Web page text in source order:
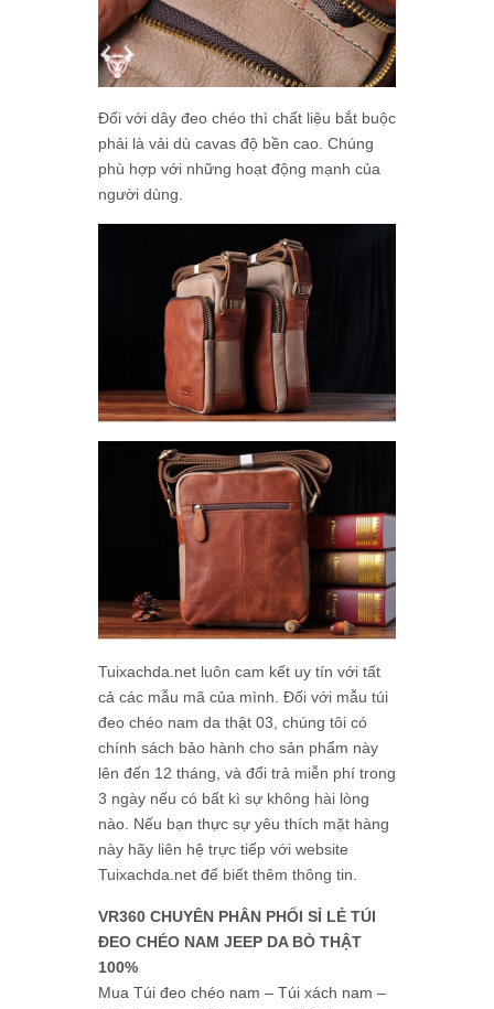
Đối với dây đeo chéo thì chất liệu bắt buộc
phải là vải dù cavas độ bền cao. Chúng
phù hợp với những hoạt động mạnh của
người dùng.
Tuixachda.net luôn cam kết uy tín với tất
cả các mẫu mã của mình. Đối với mẫu túi
đeo chéo nam da thật 03, chúng tôi có
chính sách bảo hành cho sản phẩm này
lên đến 12 tháng, và đổi trả miễn phí trong
3 ngày nếu có bất kì sự không hài lòng
nào. Nếu bạn thực sự yêu thích mặt hàng
này hãy liên hệ trực tiếp với website
Tuixachda.net để biết thêm thông tin.
VR360 CHUYÊN PHÂN PHỐI SỈ LẺ TÚI
ĐEO CHÉO NAM JEEP DA BÒ THẬT
100%
Mua Túi đeo chéo nam – Túi xách nam –